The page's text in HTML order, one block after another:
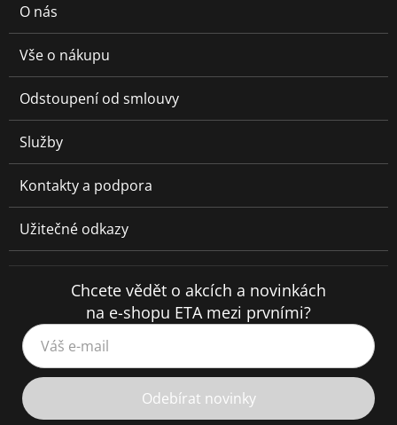
O nás
Vše o nákupu
Odstoupení od smlouvy
Služby
Kontakty a podpora
Užitečné odkazy
Chcete vědět o akcích a novinkách
na e-shopu ETA mezi prvními?
Váš e-mail
Odebírat novinky